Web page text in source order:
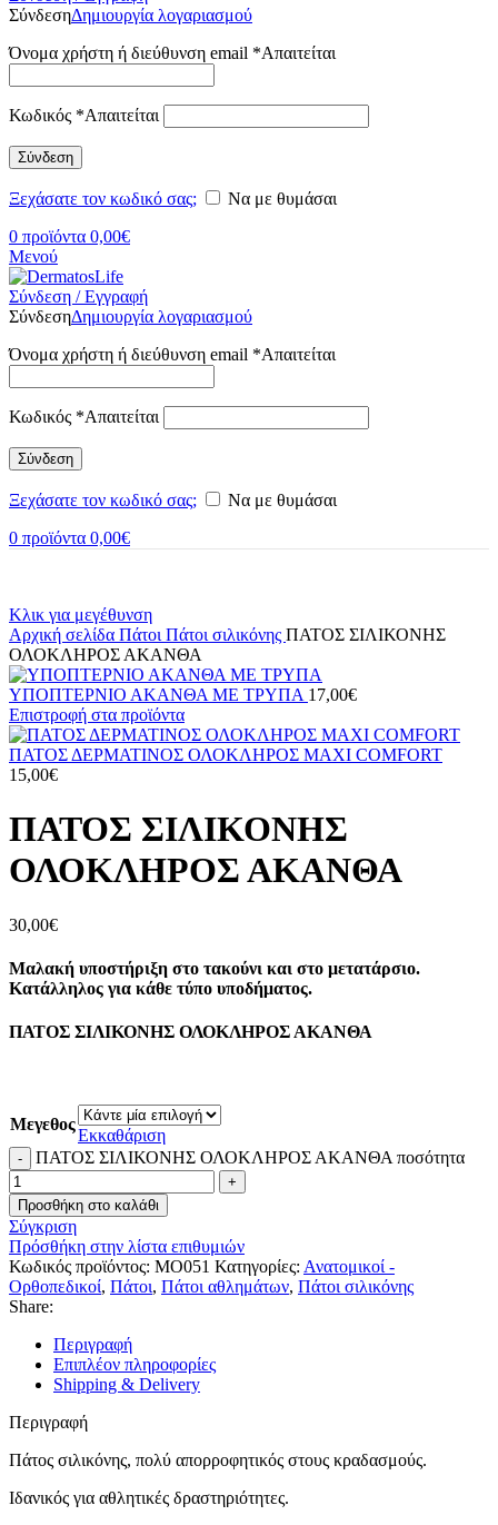
ΣύνδεσηΔημιουργία λογαριασμού
Όνομα χρήστη ή διεύθυνση email *Απαιτείται
Κωδικός *Απαιτείται
Σύνδεση
Ξεχάσατε τον κωδικό σας;
Να με θυμάσαι
0 προϊόντα 0,00€
Μενού
Σύνδεση / Εγγραφή
ΣύνδεσηΔημιουργία λογαριασμού
Όνομα χρήστη ή διεύθυνση email *Απαιτείται
Κωδικός *Απαιτείται
Σύνδεση
Ξεχάσατε τον κωδικό σας;
Να με θυμάσαι
0 προϊόντα 0,00€
Κλικ για μεγέθυνση
Αρχική σελίδα Πάτοι Πάτοι σιλικόνης ΠΑΤΟΣ ΣΙΛΙΚΟΝΗΣ
ΟΛΟΚΛΗΡΟΣ ΑΚΑΝΘΑ
ΥΠΟΠΤΕΡΝΙΟ ΑΚΑΝΘΑ ΜΕ ΤΡΥΠΑ 17,00€
Επιστροφή στα προϊόντα
ΠΑΤΟΣ ΔΕΡΜΑΤΙΝΟΣ ΟΛΟΚΛΗΡΟΣ ΜΑΧΙ COMFORT
15,00€
ΠΑΤΟΣ ΣΙΛΙΚΟΝΗΣ
ΟΛΟΚΛΗΡΟΣ ΑΚΑΝΘΑ
30,00€
Μαλακή υποστήριξη στο τακούνι και στο μετατάρσιο.
Κατάλληλος για κάθε τύπο υποδήματος.
ΠΑΤΟΣ ΣΙΛΙΚΟΝΗΣ ΟΛΟΚΛΗΡΟΣ ΑΚΑΝΘΑ
Μεγεθος
Εκκαθάριση
ΠΑΤΟΣ ΣΙΛΙΚΟΝΗΣ ΟΛΟΚΛΗΡΟΣ ΑΚΑΝΘΑ ποσότητα
Προσθήκη στο καλάθι
Σύγκριση
Πρόσθήκη στην λίστα επιθυμιών
Κωδικός προϊόντος: MO051 Κατηγορίες: Ανατομικοί -
Ορθοπεδικοί, Πάτοι, Πάτοι αθλημάτων, Πάτοι σιλικόνης
Share:
Περιγραφή
Επιπλέον πληροφορίες
Shipping & Delivery
Περιγραφή
Πάτος σιλικόνης, πολύ απορροφητικός στους κραδασμούς.
Ιδανικός για αθλητικές δραστηριότητες.